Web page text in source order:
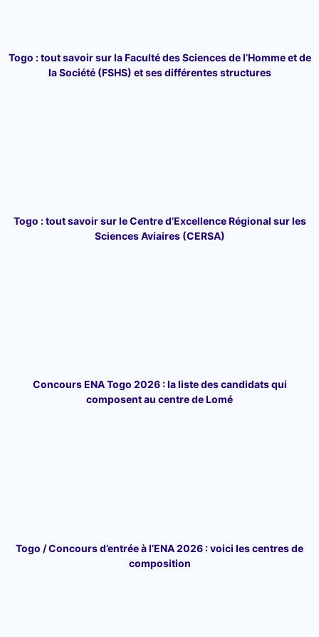
Togo : tout savoir sur la Faculté des Sciences de l’Homme et de
la Société (FSHS) et ses différentes structures
Togo : tout savoir sur le Centre d’Excellence Régional sur les
Sciences Aviaires (CERSA)
Concours ENA Togo 2026 : la liste des candidats qui
composent au centre de Lomé
Togo / Concours d’entrée à l’ENA 2026 : voici les centres de
composition